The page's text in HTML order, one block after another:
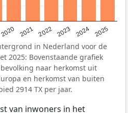
2020 2021 2022 2023 2024 2025
in Nederland voor de
2025: Bovenstaande grafiek
naar herkomst uit
en herkomst van buiten
2914 TX per jaar.
van inwoners in het